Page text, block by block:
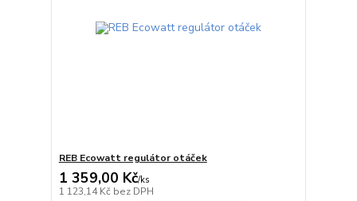
REB Ecowatt regulátor otáček
1 359,00 Kč/ks
1 123,14 Kč bez DPH